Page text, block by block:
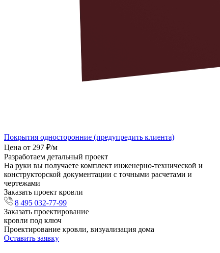
Покрытия односторонние (предупредить клиента)
Цена от 297 ₽/м
Разработаем детальный проект
На руки вы получаете комплект инженерно-технической и
конструкторской документации с точными расчетами и
чертежами
Заказать проект кровли
8 495 032-77-99
Заказать проектирование
кровли под ключ
Проектирование кровли, визуализация дома
Оставить заявку